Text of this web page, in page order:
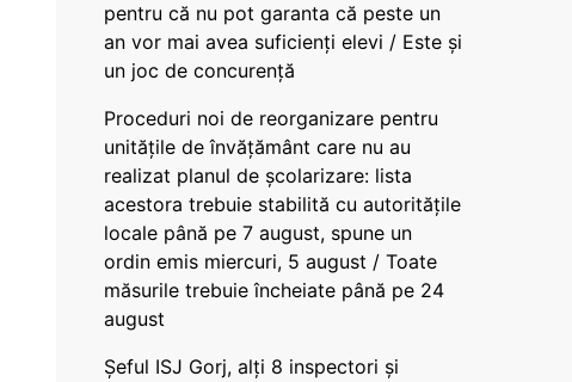
pentru că nu pot garanta că peste un
an vor mai avea suficienți elevi / Este și
un joc de concurență
Proceduri noi de reorganizare pentru
unitățile de învățământ care nu au
realizat planul de școlarizare: lista
acestora trebuie stabilită cu autoritățile
locale până pe 7 august, spune un
ordin emis miercuri, 5 august / Toate
măsurile trebuie încheiate până pe 24
august
Șeful ISJ Gorj, alți 8 inspectori și